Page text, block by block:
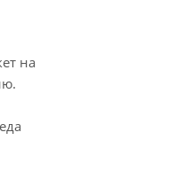
на